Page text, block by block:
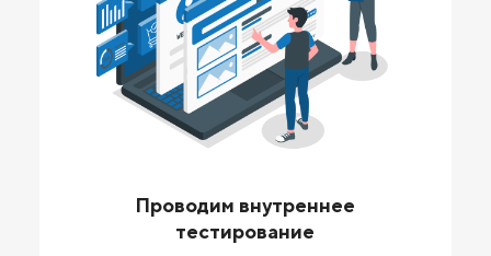
Проводим внутреннее
тестирование